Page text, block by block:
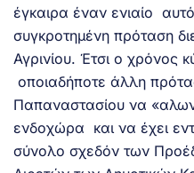
έγκαιρα έναν ενιαίο
συγκροτημένη πρόταση
Αγρινίου. Έτσι ο χρόνος
οποιαδήποτε άλλη
Παπαναστασίου να
ενδοχώρα και να έχει
σύνολο σχεδόν των